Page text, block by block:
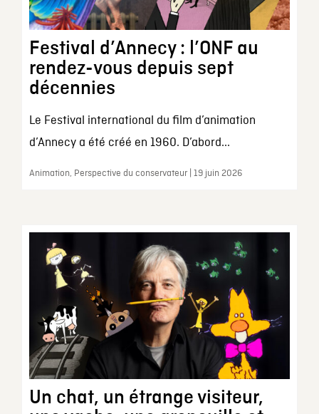
Festival d’Annecy : l’ONF au
rendez-vous depuis sept
décennies
Le Festival international du film d’animation
d’Annecy a été créé en 1960. D’abord...
Animation, Perspective du conservateur | 19 juin 2026
Un chat, un étrange visiteur,